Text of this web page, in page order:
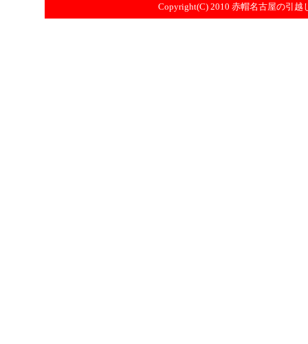
Copyright(C) 2010 赤帽名古屋の引越